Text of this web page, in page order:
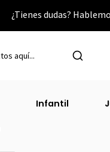
¿Tienes dudas?
Infantil